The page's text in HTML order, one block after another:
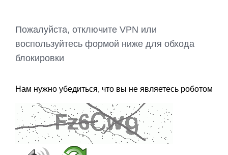
Пожалуйста, отключите VPN или
воспользуйтесь формой ниже для обхода
блокировки
Нам нужно убедиться, что вы не являетесь роботом